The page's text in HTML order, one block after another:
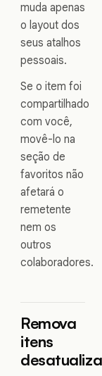
muda apenas
o layout dos
seus atalhos
pessoais.
Se o item foi
compartilhado
com você,
movê-lo na
seção de
favoritos não
afetará o
remetente
nem os
outros
colaboradores.
Remova
itens